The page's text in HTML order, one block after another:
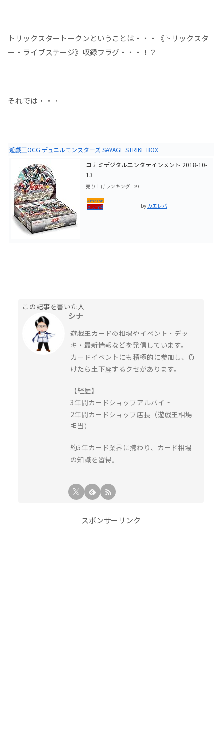
トリックスタートークンということは・・・《トリックスタ
ー・ライブステージ》収録フラグ・・・！？
それでは・・・
遊戯王OCG デュエルモンスターズ SAVAGE STRIKE BOX
コナミデジタルエンタテインメント 2018-10-
13
売り上げランキング : 29
Amazon
楽天市場
by カエレバ
この記事を書いた人
シナ
遊戯王カードの相場やイベント・デッ
キ・最新情報などを発信しています。
カードイベントにも積極的に参加し、負
けたら土下座するクセがあります。
【経歴】
3年間カードショップアルバイト
2年間カードショップ店長（遊戯王相場
担当）
約5年カード業界に携わり、カード相場
の知識を習得。
スポンサーリンク